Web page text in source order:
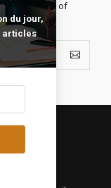
destinations of
du jour,
articles